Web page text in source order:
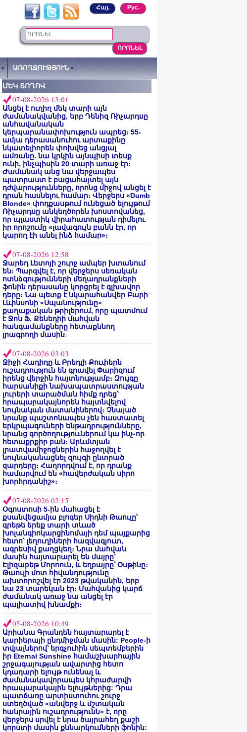
Рус.
Հայ.
ԱՌՈՂՋՈՒԹՅՈՒՆ
ՄԵԿ ՏՈՂՈՎ
07-08-2026 13:01
Անցել է ուղիղ մեկ տարի այն
ժամանակվանից, երբ Դենիզ Ռիչարդսը
անհավանական
կերպարանափոխություն ապրեց։ 55-
ամյա դերասանուհու արտաքինը
նկատելիորեն փոխվեց անցյալ
ամռանը. նա կրկին այնպիսի տեսք
ունի, ինչպիսին 20 տարի առաջ էր։
Ժամանակ անց նա վերջապես
պատրաստ է բացահայտել այն
դժվարությունները, որոնց միջով անցել է
դրան հասնելու համար։ Վերջերս «Dumb
Blonde» փոդքասթում ունեցած ելույթում
Ռիչարդսը անկեղծորեն խոստովանեց,
որ պլաստիկ վիրահատության դիմելու
իր որոշումը «լավագույն բանն էր, որ
կարող էի անել ինձ համար»։
07-08-2026 12:58
Ջարեդ Լետոյի շուրջ ամպեր խտանում
են։ Պարզվել է, որ վերջերս սեռական
ոտնձգությունների մեղադրանքների
ֆոնին դերասանը կորցրել է գլխավոր
դերը։ Նա պետք է նկարահանվեր Բարի
Լևինսոնի «Սպանությունը»
քաղաքական թրիլերում, որը պատմում
է Ջոն Ֆ. Քենեդիի մահվան
հանգամանքները հետաքննող
լրագրողի մասին։
07-08-2026 03:03
Ջիջի Հադիդը և Բրեդլի Քուփերն
ուշադրություն են գրավել Փարիզում
իրենց վերջին հայտնությամբ։ Զույգը
հարսանիքի նախապատրաստության
լուրերի տարածման հիմք դրեց՝
հրապարակայնորեն հայտնվելով
նույնական մատանիներով։ Չնայած
նրանք պաշտոնապես չեն հաստատել
երկրպագուների ենթադրությունները,
նրանց գործողություւներում կա ինչ-որ
հետաքրքիր բան։ Արևմտյան
լրատվամիջոցներին հաջողվել է
նույնականացնել զույգի ընտրած
զարդերը։ Հաղորդվում է, որ դրանք
համարվում են «հավերժական սիրո
խորհրդանիշ»։
07-08-2026 02:15
Օգոստոսի 5-ին մահացել է
քսանվեցամյա բլոգեր Սիդնի Թաուլը՝
գրեթե երեք տարի տևած
խոլանգիոկարցինոմայի դեմ պայքարից
հետո՝ լեղուղիների հազվագյուտ,
ագրեսիվ քաղցկեղ։ Նրա մահվան
մասին հայտարարել են մայրը՝
Էլիզաբեթ Մորոուն, և եղբայրը՝ Օսթինը։
Թաուլի մոտ հիվանդությունը
ախտորոշվել էր 2023 թվականին, երբ
նա 23 տարեկան էր։ Մահվանից կարճ
ժամանակ առաջ նա անցել էր
պալիատիվ խնամքի։
05-08-2026 10:49
Արիանա Գրանդեն հայտարարել է
կարիերայի ընդմիջման մասին: People-ի
տվյալներով՝ երգչուհին սեպտեմբերին
իր Eternal Sunshine համաշխարհային
շրջագայության ավարտից հետո
կդադարի ելույթ ունենալ և
ժամանակավորապես կհրաժարվի
հրապարակային ելույթներից: Դրա
պատճառը արտիստուհու շուրջ
ստեղծված «անվերջ և մշտական
հանրային ուշադրությունն» է, որը
վերջերս սրվել է նրա ծայրահեղ քաշի
կորստի մասին քննարկումների ֆոնին: